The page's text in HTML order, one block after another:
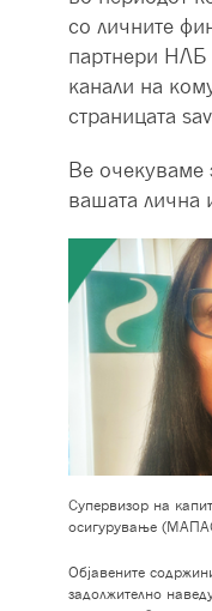
со личните
партнери НЛБ
канали на
страницата
Ве очекуваме
вашата лична
Супервизор на
осигурување
Објавените
задолжително